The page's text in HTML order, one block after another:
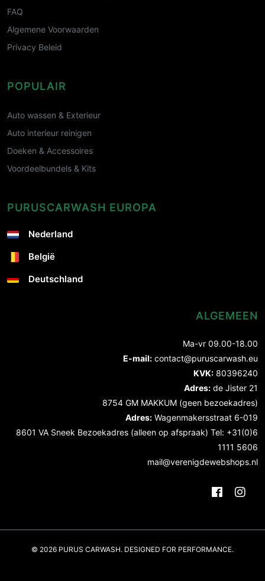
FAQ
Algemene Voorwaarden
Privacy Beleid
POPULAIR
Auto wassen & Exterieur
Auto interieur reinigen
Doeken & Accessoires
Voordeelbundels & Kits
PURUSCARWASH EUROPA
Nederland
België
Deutschland
ALGEMEEN
Ma-vr 09.00-18.00
E-mail: contact@puruscarwash.eu
KVK: 80396240
Adres: de Jister 21
8754 GM MAKKUM (geen bezoekadres)
Adres: Wagenmakersstraat 6-019
8601 VA Sneek Bezoekadres (alleen op afspraak) Tel: +31(0)6
1111 5606
mail@verenigdewebshops.nl
© 2026 PURUS CARWASH. DESIGNED FOR PERFORMANCE.